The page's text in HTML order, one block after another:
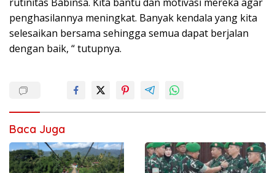
penghasilannya meningkat. Banyak kendala yang kita
selesaikan bersama sehingga semua dapat berjalan
dengan baik, “ tutupnya.
Baca Juga